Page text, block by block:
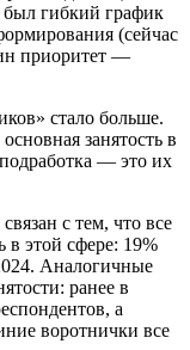
гибкий график
(сейчас
приоритет —
стало больше.
занятость в
— это их
с тем, что все
этой сфере: 19%
Аналогичные
ранее в
а
воротнички все